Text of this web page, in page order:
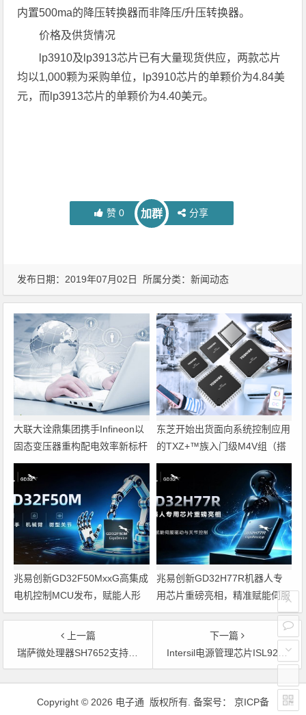
内置500ma的降压转换器而非降压/升压转换器。
价格及供货情况
lp3910及lp3913芯片已有大量现货供应，两款芯片
均以1,000颗为采购单位，lp3910芯片的单颗价为4.84美
元，而lp3913芯片的单颗价为4.40美元。
赞 0 加群 分享
发布日期：2019年07月02日 所属分类：新闻动态
大联大诠鼎集团携手Infineon以
固态变压器重构配电效率新标杆
东芝开始出货面向系统控制应用
的TXZ+™族入门级M4V组（搭
载Arm Cortex‑M4内核的标准微
控制器）工程样品
兆易创新GD32F50MxxG高集成
电机控制MCU发布，赋能人形
机器人关节驱动革新
兆易创新GD32H77R机器人专
用芯片重磅亮相，精准赋能伺服
驱动与关节控制
上一篇
瑞萨微处理器SH7652支持IP广播和DTCP-IP版权保护
下一篇
Intersil电源管理芯片ISL9206可验证手机假冒电池
文章导航
Copyright © 2026 电子通 版权所有. 备案号： 京ICP备